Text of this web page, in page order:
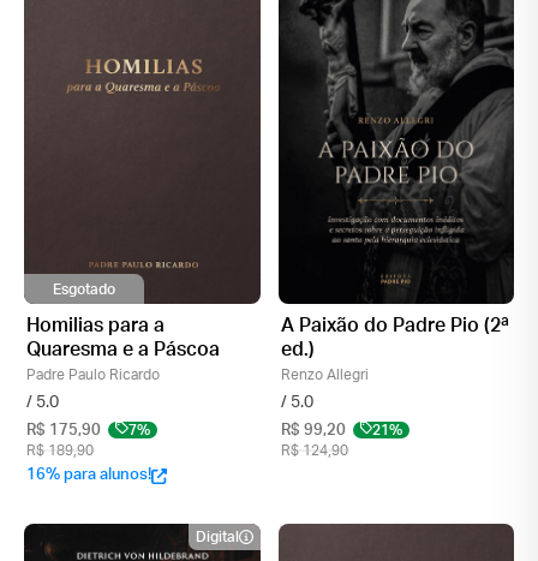
Esgotado
Homilias para a
Quaresma e a Páscoa
Padre Paulo Ricardo
/ 5.0
R$ 175,90
7%
R$ 189,90
16% para alunos!
A Paixão do Padre Pio (2ª
ed.)
Renzo Allegri
/ 5.0
R$ 99,20
21%
R$ 124,90
Digital